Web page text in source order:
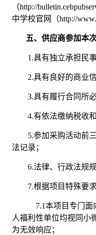
（http://
中学校官网（http://
五、 供应商参加本
1.具有独立承担民
2.具有良好的商业
3.具有履行合同所
4.有依法缴纳税收
5.参加采购活动前
法记录；
6.法律、行政法规
7.根据项目特殊要
7.1本项目专门
人福利性单位均视同小
为无效响应 ；